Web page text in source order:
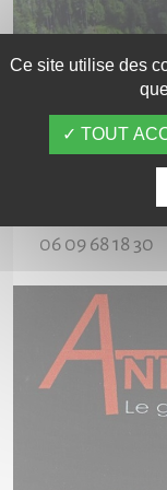
ANIMVOYAGE
06 09 68 18 30
Ce site utilise des
TOUT